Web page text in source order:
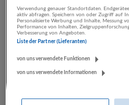
LUGSTEIN
Bau | Beherbergung und
Verwendung genauer Standortdaten.
aktiv abfragen. Speichern von oder Zugriff auf
Personalisierte Werbung und Inhalte, Messung
Performance von Inhalten,
Verbesserung von Angeboten.
Liste der Partner (Lieferanten)
von uns verwendete Funktionen
von uns verwendete Informationen